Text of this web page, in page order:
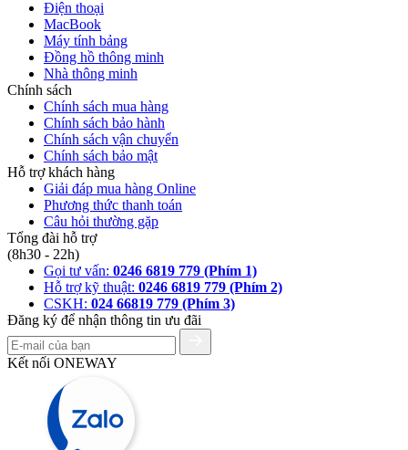
Điện thoại
MacBook
Máy tính bảng
Đồng hồ thông minh
Nhà thông minh
Chính sách
Chính sách mua hàng
Chính sách bảo hành
Chính sách vận chuyển
Chính sách bảo mật
Hỗ trợ khách hàng
Giải đáp mua hàng Online
Phương thức thanh toán
Câu hỏi thường gặp
Tổng đài hỗ trợ
(8h30 - 22h)
Gọi tư vấn: 0246 6819 779 (Phím 1)
Hỗ trợ kỹ thuật: 0246 6819 779 (Phím 2)
CSKH: 024 66819 779 (Phím 3)
Đăng ký để nhận thông tin ưu đãi
Kết nối ONEWAY